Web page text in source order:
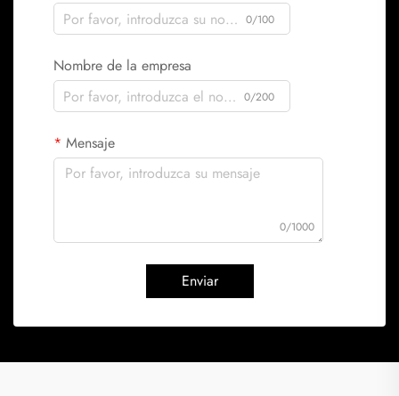
0/100
Nombre de la empresa
0/200
Mensaje
0/1000
Enviar